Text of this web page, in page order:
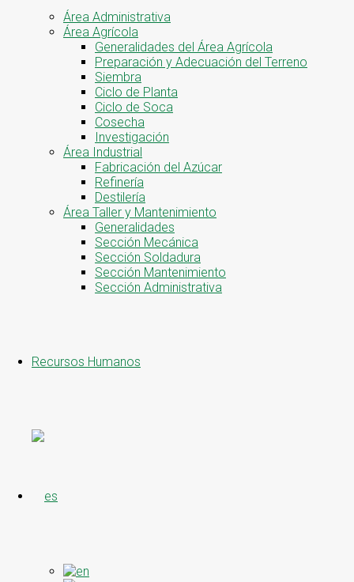
Área Administrativa
Área Agrícola
Generalidades del Área Agrícola
Preparación y Adecuación del Terreno
Siembra
Ciclo de Planta
Ciclo de Soca
Cosecha
Investigación
Área Industrial
Fabricación del Azúcar
Refinería
Destilería
Área Taller y Mantenimiento
Generalidades
Sección Mecánica
Sección Soldadura
Sección Mantenimiento
Sección Administrativa
Recursos Humanos